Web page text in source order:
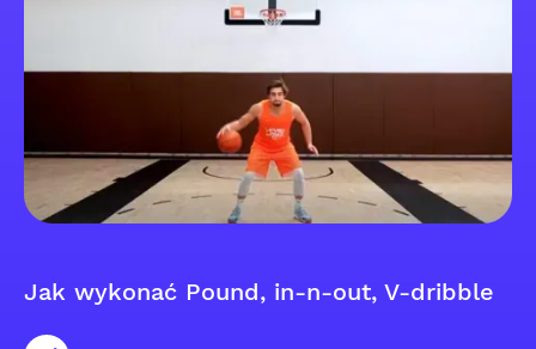
Jak wykonać Pound, in-n-out, V-dribble